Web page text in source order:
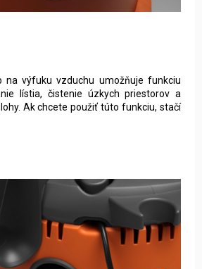
na výfuku vzduchu umožňuje funkciu
lístia, čistenie úzkych priestorov a
Ak chcete použiť túto funkciu, stačí